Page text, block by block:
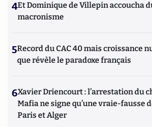
tente d'appliquer à l'économie.
Il est chroniqueur éco tous les
4Et Dominique de Villepin accoucha
macronisme
5Record du CAC 40 mais croissance
que révèle le paradoxe français
6Xavier Driencourt : l’arrestation du
Mafia ne signe qu’une vraie-fausse
Paris et Alger